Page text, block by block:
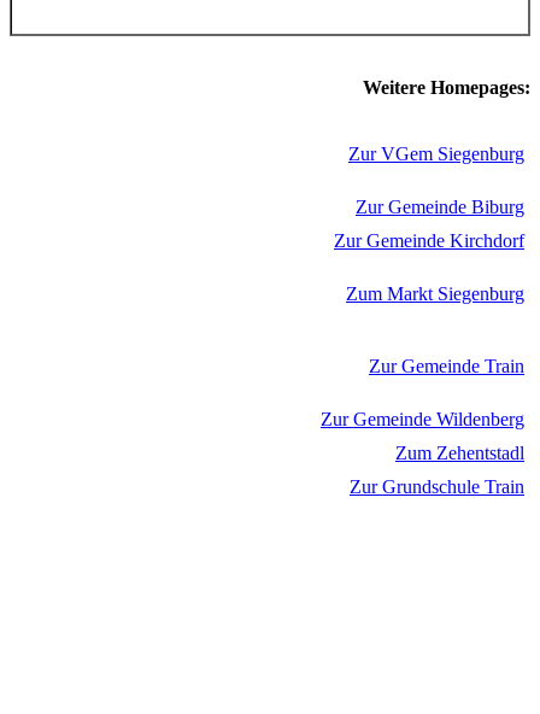
Weitere Homepages:
Zur VGem Siegenburg
Zur Gemeinde Biburg
Zur Gemeinde Kirchdorf
Zum Markt Siegenburg
Zur Gemeinde Train
Zur Gemeinde Wildenberg
Zum Zehentstadl
Zur Grundschule Train